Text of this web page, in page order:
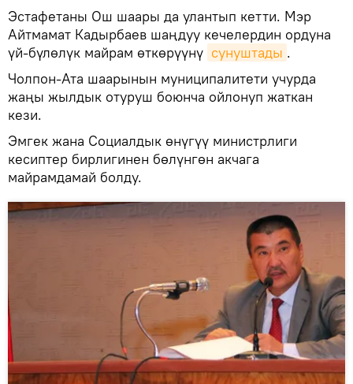
Эстафетаны Ош шаары да улантып кетти. Мэр
Айтмамат Кадырбаев шаңдуу кечелердин ордуна
үй-бүлөлүк майрам өткөрүүнү сунуштады .
Чолпон-Ата шаарынын муниципалитети учурда
жаңы жылдык отуруш боюнча ойлонуп жаткан
кези.
Эмгек жана Социалдык өнүгүү министрлиги
кесиптер бирлигинен бөлүнгөн акчага
майрамдамай болду.